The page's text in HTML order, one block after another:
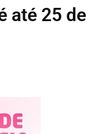
até 25 de